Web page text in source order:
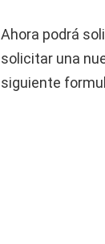
Ahora podrá
solicitar una
siguiente